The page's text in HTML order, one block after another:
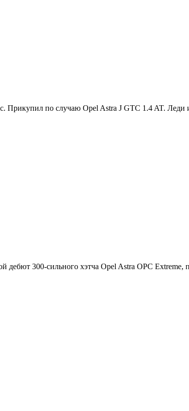
Прикупил по случаю Opel Astra J GTC 1.4 AT.
дебют 300-сильного хэтча Opel Astra OPC